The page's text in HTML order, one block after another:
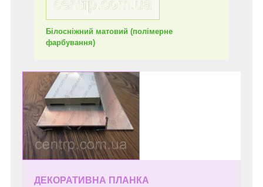
Білосніжний матовий (полімерне
фарбування)
ДЕКОРАТИВНА ПЛАНКА